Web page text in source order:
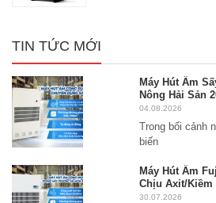
TIN TỨC MỚI
Máy Hút Ẩm
Nông Hải Sản
04.08.2026
Trong bối cảnh
biến
Máy Hút Ẩm
Chịu Axit/Kiềm
30.07.2026